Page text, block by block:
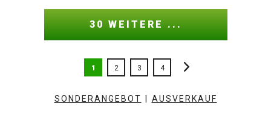
30 WEITERE ...
1 2 3 4
SONDERANGEBOT AUSVERKAUF